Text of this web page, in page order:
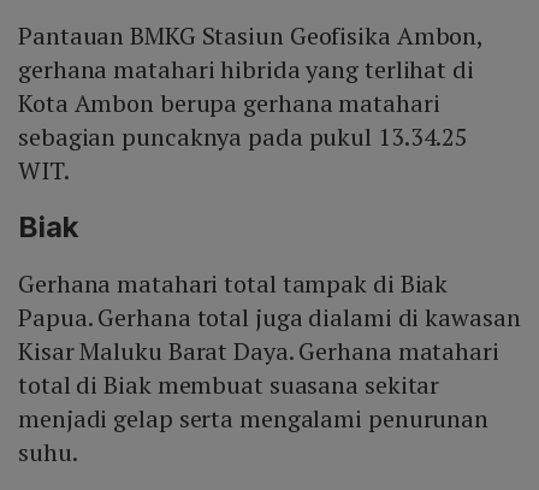
Pantauan BMKG Stasiun Geofisika Ambon,
gerhana matahari hibrida yang terlihat di
Kota Ambon berupa gerhana matahari
sebagian puncaknya pada pukul 13.34.25
WIT.
Biak
Gerhana matahari total tampak di Biak
Papua. Gerhana total juga dialami di kawasan
Kisar Maluku Barat Daya. Gerhana matahari
total di Biak membuat suasana sekitar
menjadi gelap serta mengalami penurunan
suhu.